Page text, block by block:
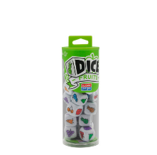
VER PRODUCTO